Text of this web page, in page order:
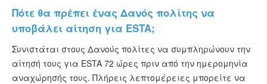
Πότε θα πρέπει ένας Δανός πολίτης να
υποβάλει αίτηση για ESTA;
Συνιστάται στους Δανούς πολίτες να συμπληρώνουν την
αίτησή τους για ESTA 72 ώρες πριν από την ημερομηνία
αναχώρησής τους. Πλήρεις λεπτομέρειες μπορείτε να